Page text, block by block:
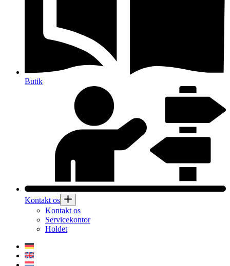
Butik
Kontakt os
Kontakt os
Servicekontor
Holdet